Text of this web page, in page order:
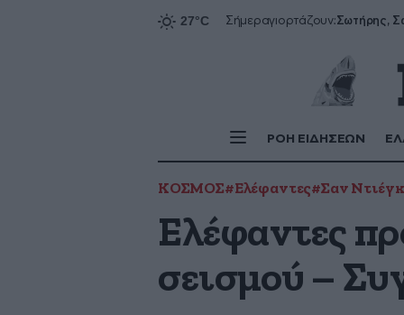
Σήμεραγιορτάζουν:
ΡΟΗ ΕΙΔΗΣΕΩΝ
ΚΟΣΜΟΣ#Ελέφαντες#Σαν
Ελέφαντες
σεισμού –